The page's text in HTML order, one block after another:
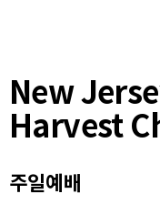
New
Harvest
주일예배